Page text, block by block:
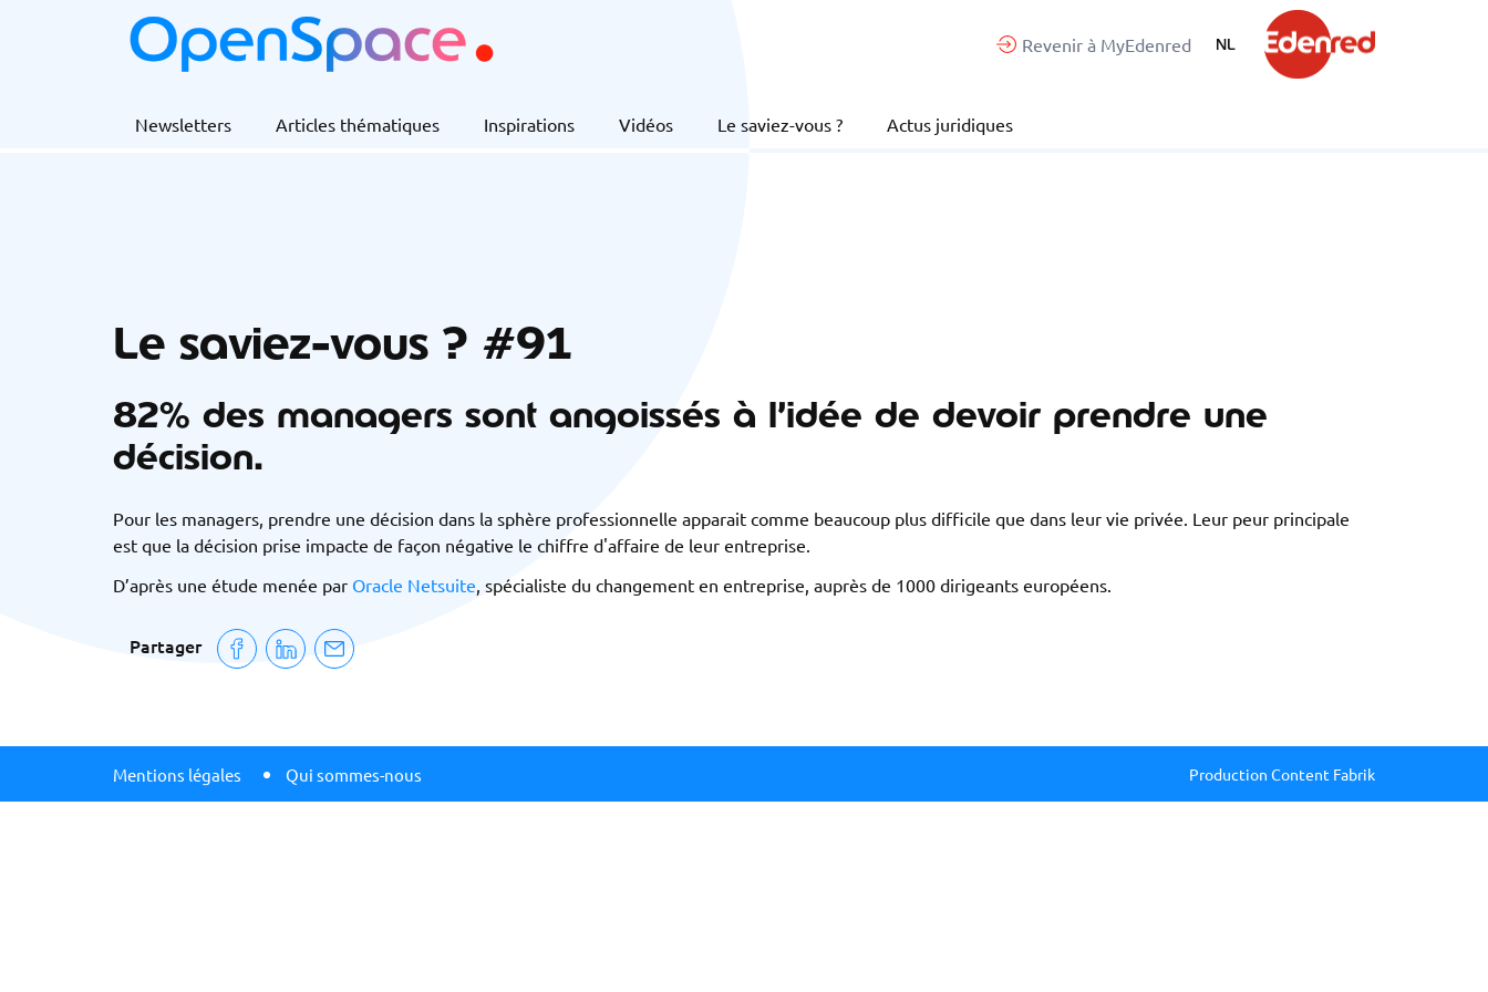
Revenir à MyEdenred NL
Newsletters Articles thématiques Inspirations Vidéos Le saviez-vous ? Actus juridiques
Le saviez-vous ? #91
82% des managers sont angoissés à l’idée de devoir prendre une
décision.
Pour les managers, prendre une décision dans la sphère professionnelle apparait comme beaucoup plus difficile que dans leur vie privée. Leur peur principale
est que la décision prise impacte de façon négative le chiffre d'affaire de leur entreprise.
D’après une étude menée par Oracle Netsuite, spécialiste du changement en entreprise, auprès de 1000 dirigeants européens.
Partager
Mentions légales Qui sommes-nous Production Content Fabrik